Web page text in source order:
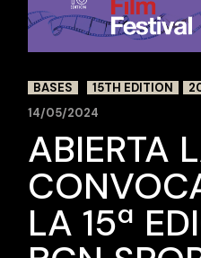
BASES 15TH EDITION
14/05/2024
ABIERTA
LA 15ª